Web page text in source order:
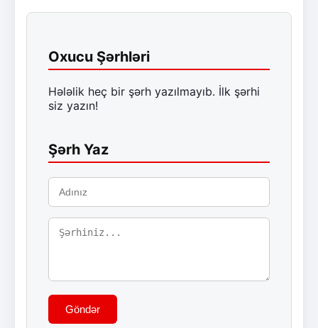
Oxucu Şərhləri
Hələlik heç bir şərh yazılmayıb. İlk şərhi
siz yazın!
Şərh Yaz
Göndər